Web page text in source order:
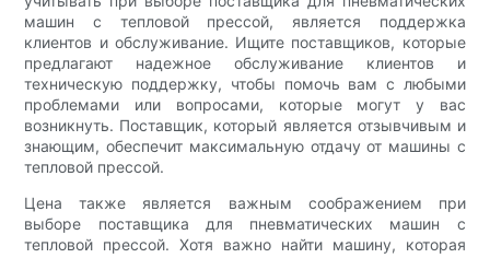
машин с тепловой прессой, является поддержка
клиентов и обслуживание. Ищите поставщиков, которые
предлагают надежное обслуживание клиентов и
техническую поддержку, чтобы помочь вам с любыми
проблемами или вопросами, которые могут у вас
возникнуть. Поставщик, который является отзывчивым и
знающим, обеспечит максимальную отдачу от машины с
тепловой прессой.
Цена также является важным соображением при
выборе поставщика для пневматических машин с
тепловой прессой. Хотя важно найти машину, которая